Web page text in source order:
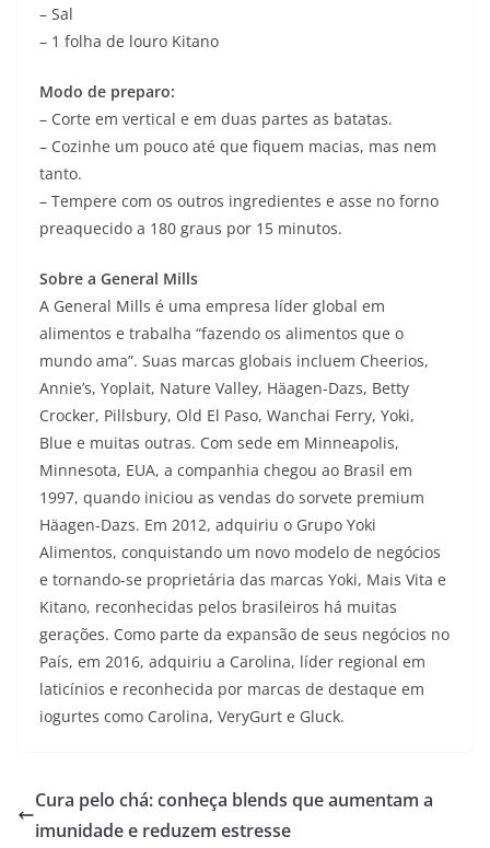
– Sal
– 1 folha de louro Kitano
Modo de preparo:
– Corte em vertical e em duas partes as batatas.
– Cozinhe um pouco até que fiquem macias, mas nem
tanto.
– Tempere com os outros ingredientes e asse no forno
preaquecido a 180 graus por 15 minutos.
Sobre a General Mills
A General Mills é uma empresa líder global em
alimentos e trabalha “fazendo os alimentos que o
mundo ama”. Suas marcas globais incluem Cheerios,
Annie’s, Yoplait, Nature Valley, Häagen-Dazs, Betty
Crocker, Pillsbury, Old El Paso, Wanchai Ferry, Yoki,
Blue e muitas outras. Com sede em Minneapolis,
Minnesota, EUA, a companhia chegou ao Brasil em
1997, quando iniciou as vendas do sorvete premium
Häagen-Dazs. Em 2012, adquiriu o Grupo Yoki
Alimentos, conquistando um novo modelo de negócios
e tornando-se proprietária das marcas Yoki, Mais Vita e
Kitano, reconhecidas pelos brasileiros há muitas
gerações. Como parte da expansão de seus negócios no
País, em 2016, adquiriu a Carolina, líder regional em
laticínios e reconhecida por marcas de destaque em
iogurtes como Carolina, VeryGurt e Gluck.
Cura pelo chá: conheça blends que aumentam a
imunidade e reduzem estresse